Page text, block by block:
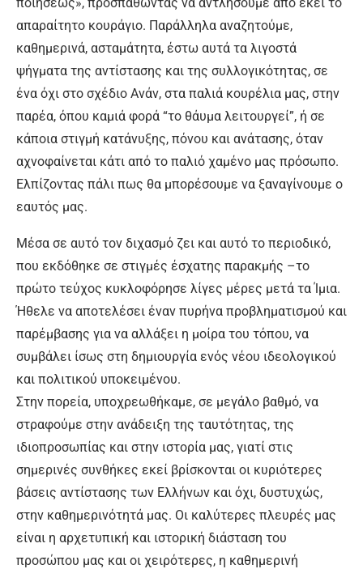
απαραίτητο κουράγιο. Παράλληλα αναζητούμε,
καθημερινά, ασταμάτητα, έστω αυτά τα λιγοστά
ψήγματα της αντίστασης και της συλλογικότητας, σε
ένα όχι στο σχέδιο Ανάν, στα παλιά κουρέλια μας, στην
παρέα, όπου καμιά φορά “το θάυμα λειτουργεί”, ή σε
κάποια στιγμή κατάνυξης, πόνου και ανάτασης, όταν
αχνοφαίνεται κάτι από το παλιό χαμένο μας πρόσωπο.
Ελπίζοντας πάλι πως θα μπορέσουμε να ξαναγίνουμε ο
εαυτός μας.
Μέσα σε αυτό τον διχασμό ζει και αυτό το περιοδικό,
που εκδόθηκε σε στιγμές έσχατης παρακμής –το
πρώτο τεύχος κυκλοφόρησε λίγες μέρες μετά τα Ίμια.
Ήθελε να αποτελέσει έναν πυρήνα προβληματισμού και
παρέμβασης για να αλλάξει η μοίρα του τόπου, να
συμβάλει ίσως στη δημιουργία ενός νέου ιδεολογικού
και πολιτικού υποκειμένου.
Στην πορεία, υποχρεωθήκαμε, σε μεγάλο βαθμό, να
στραφούμε στην ανάδειξη της ταυτότητας, της
ιδιοπροσωπίας και στην ιστορία μας, γιατί στις
σημερινές συνθήκες εκεί βρίσκονται οι κυριότερες
βάσεις αντίστασης των Ελλήνων και όχι, δυστυχώς,
στην καθημερινότητά μας. Οι καλύτερες πλευρές μας
είναι η αρχετυπική και ιστορική διάσταση του
προσώπου μας και οι χειρότερες, η καθημερινή